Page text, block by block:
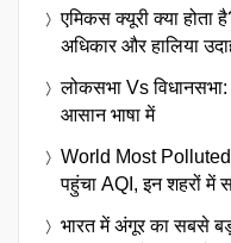
एमिकस क्यूरी क्या होता
अधिकार और हालिया
लोकसभा Vs विधानसभा:
आसान भाषा में
World Most
पहुंचा AQI, इन शहरों में
भारत में अंगूर का सबसे